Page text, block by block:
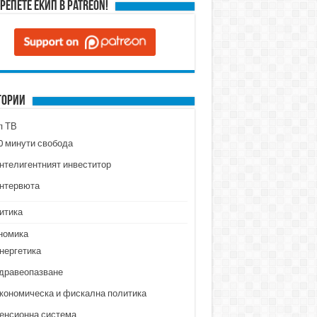
ЕКИП в Patreon!
ТВ
минути свобода
инвеститор
и фискална политика
система